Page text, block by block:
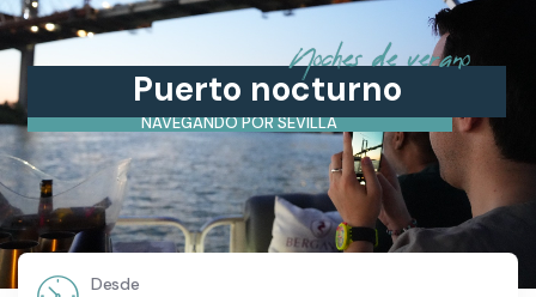
Noches de verano
NAVEGANDO POR SEVILLA
Puerto nocturno
Desde